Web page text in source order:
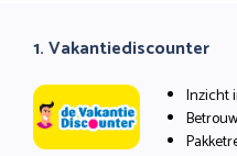
1. Vakantiediscounter
Inzicht